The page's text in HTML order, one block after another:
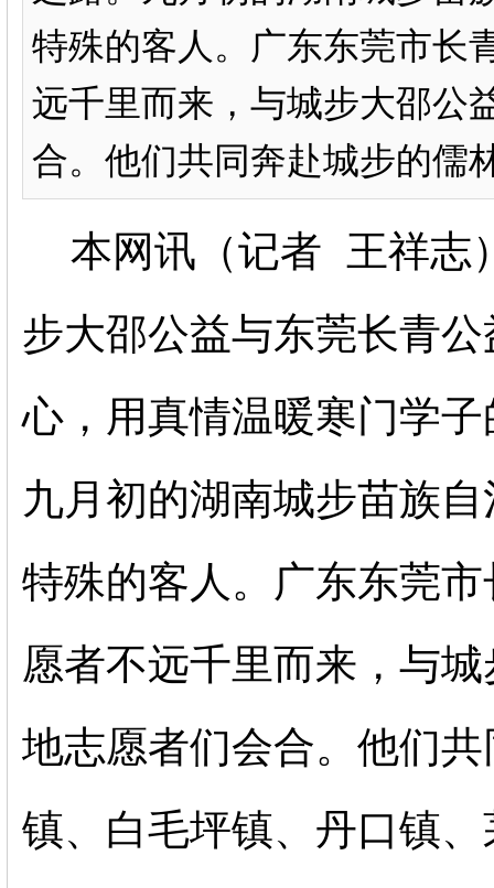
特殊的客人。广东东莞市长
远千里而来，与城步大邵公
合。他们共同奔赴城步的儒
本网讯（记者 王祥志
步大邵公益与东莞长青
心，用真情温暖寒门学
九月初的湖南城步苗族
特殊的客人。广东东莞
愿者不远千里而来，与
地志愿者们会合。 他们
镇、白毛坪镇、丹口镇